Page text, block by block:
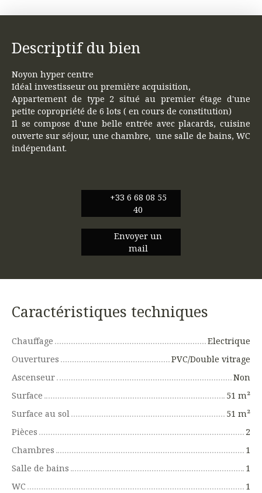
Descriptif du bien
Noyon hyper centre
Idéal investisseur ou première acquisition,
Appartement de type 2 situé au premier étage d'une
petite copropriété de 6 lots ( en cours de constitution)
Il se compose d'une belle entrée avec placards, cuisine
ouverte sur séjour, une chambre, une salle de bains, WC
indépendant.
+33 6 68 08 55
40
Envoyer un
mail
Caractéristiques techniques
Chauffage
Electrique
Ouvertures
PVC/Double vitrage
Ascenseur
Non
Surface
51 m²
Surface au sol
51 m²
Pièces
2
Chambres
1
Salle de bains
1
WC
1